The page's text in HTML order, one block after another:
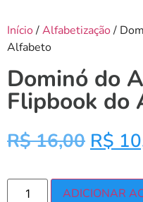
Início/Alfabetização/
Alfabeto
Dominó do
Flipbook do
R$16,00 R$
ADICIONAR